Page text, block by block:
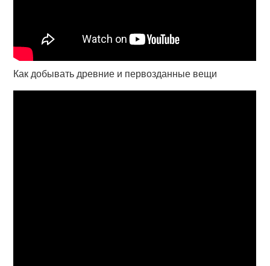
Как добывать древние и первозданные вещи